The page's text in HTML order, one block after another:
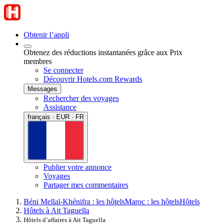
Obtenir l’appli
Obtenez des réductions instantanées grâce aux Prix
membres
Se connecter
Découvrir Hotels.com Rewards
Messages
Rechercher des voyages
Assistance
français · EUR · FR
Publier votre annonce
Voyages
Partager mes commentaires
Béni Mellal-Khénifra : les hôtelsMaroc : les hôtelsHôtels
Hôtels à Ait Taguella
Hôtels d’affaires à Ait Taguella